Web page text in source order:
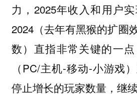
力，2025年收入和用户
2024（去年有黑猴的扩圈
数）直指非常关键的一
（PC/主机-移动-小游戏
停止增长的玩家数量，继